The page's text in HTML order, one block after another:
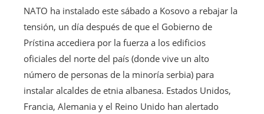
NATO ha instalado este sábado a Kosovo a rebajar la
tensión, un día después de que el Gobierno de
Prístina accediera por la fuerza a los edificios
oficiales del norte del país (donde vive un alto
número de personas de la minoría serbia) para
instalar alcaldes de etnia albanesa. Estados Unidos,
Francia, Alemania y el Reino Unido han alertado